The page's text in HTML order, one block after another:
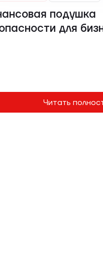
подушка
для
Читать